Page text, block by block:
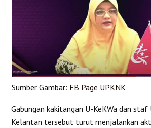
Sumber Gambar: FB Page UPKNK
Gabungan kakitangan U-KeKWa dan staf
Kelantan tersebut turut menjalankan